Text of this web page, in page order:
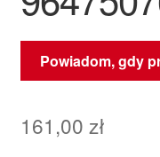
Powiadom, gdy
161,00 zł